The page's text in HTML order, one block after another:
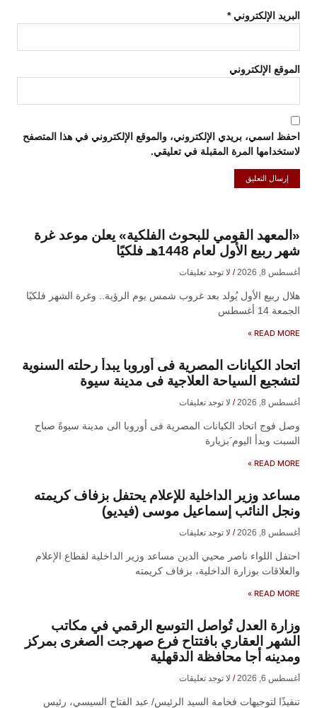
البريد الإلكتروني*
الموقع الإلكتروني
احفظ اسمي، بريدي الإلكتروني، والموقع الإلكتروني في هذا المتصفح
لاستخدامها المرة المقبلة في تعليقي.
«المعهد القومي للبحوث الفلكية» يعلن موعد غرة
شهر ربيع الأول لعام 1448هـ فلكيًا
أغسطس 8, 2026 لا توجد تعليقات
هلال ربيع الأول يُولد بعد غروب شمس يوم الرؤية.. وغرة الشهر فلكيًا
الجمعة 14 أغسطس
READ MORE »
اتحاد الكيانات المصرية فى أوروبا يبدأ رحلته السنوية
لتشجيع السياحة العلاجية فى مدينة سيوة
أغسطس 8, 2026 لا توجد تعليقات
وصل فوج اتحاد الكيانات المصرية فى أوروبا الى مدينة سيوةً صباح
السبت وبدأ اليوم َبزيارة
READ MORE »
مساعد وزير الداخلية للإعلام يحتفل بزفاف كريمته
ونجل النائب إسماعيل موسى (فيديو)
أغسطس 8, 2026 لا توجد تعليقات
احتفل اللواء ناصر محيي الدين مساعد وزير الداخلية لقطاع الإعلام
والعلاقات بوزارة الداخلية، بزفاف كريمته
READ MORE »
وزارة العدل تُواصل التوسع الرقمي في مكاتب
الشهر العقاري بافتتاح فرع صهرجت الصغرى بمركز
ومدينه أجا محافظة الدقهلية
أغسطس 6, 2026 لا توجد تعليقات
تنفيذًا لتوجيهات فخامة السيد الرئيس/ عبد الفتاح السيسي، رئيس